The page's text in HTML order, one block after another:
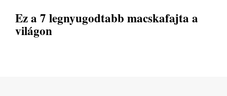
Ez a 7 legnyugodtabb macskafajta a
világon